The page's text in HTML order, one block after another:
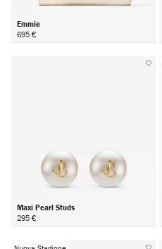
Emmie
695 €
Maxi Pearl Studs
295 €